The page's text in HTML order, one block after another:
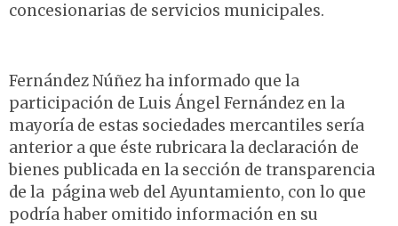
concesionarias de servicios municipales.
Fernández Núñez ha informado que la
participación de Luis Ángel Fernández en la
mayoría de estas sociedades mercantiles sería
anterior a que éste rubricara la declaración de
bienes publicada en la sección de transparencia
de la página web del Ayuntamiento, con lo que
podría haber omitido información en su